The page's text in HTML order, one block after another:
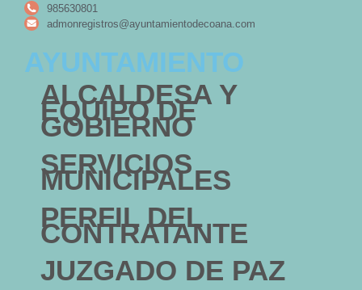
985630801
admonregistros@ayuntamientodecoana.com
AYUNTAMIENTO
ALCALDESA Y
EQUIPO DE
GOBIERNO
SERVICIOS
MUNICIPALES
PERFIL DEL
CONTRATANTE
JUZGADO DE PAZ